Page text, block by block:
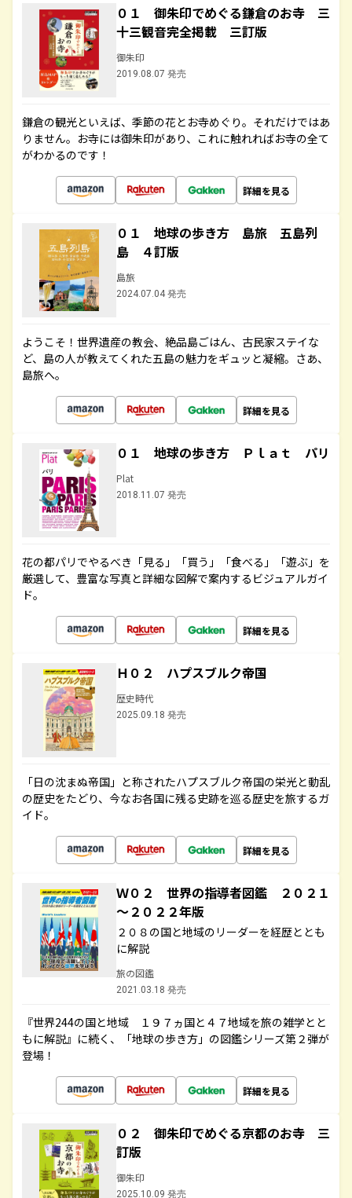
０１ 御朱印でめぐる鎌倉のお寺 三
十三観音完全掲載 三訂版
御朱印
2019.08.07 発売
鎌倉の観光といえば、季節の花とお寺めぐり。それだけではあ
りません。お寺には御朱印があり、これに触れればお寺の全て
がわかるのです！
詳細を見る
０１ 地球の歩き方 島旅 五島列
島 ４訂版
島旅
2024.07.04 発売
ようこそ！世界遺産の教会、絶品島ごはん、古民家ステイな
ど、島の人が教えてくれた五島の魅力をギュッと凝縮。さあ、
島旅へ。
詳細を見る
０１ 地球の歩き方 Ｐｌａｔ パリ
Plat
2018.11.07 発売
花の都パリでやるべき「見る」「買う」「食べる」「遊ぶ」を
厳選して、豊富な写真と詳細な図解で案内するビジュアルガイ
ド。
詳細を見る
Ｈ０２ ハプスブルク帝国
歴史時代
2025.09.18 発売
「日の沈まぬ帝国」と称されたハプスブルク帝国の栄光と動乱
の歴史をたどり、今なお各国に残る史跡を巡る歴史を旅するガ
イド。
詳細を見る
Ｗ０２ 世界の指導者図鑑 ２０２１
～２０２２年版
２０８の国と地域のリーダーを経歴ととも
に解説
旅の図鑑
2021.03.18 発売
『世界244の国と地域 １９７ヵ国と４７地域を旅の雑学とと
もに解説』に続く、「地球の歩き方」の図鑑シリーズ第２弾が
登場！
詳細を見る
０２ 御朱印でめぐる京都のお寺 三
訂版
御朱印
2025.10.09 発売